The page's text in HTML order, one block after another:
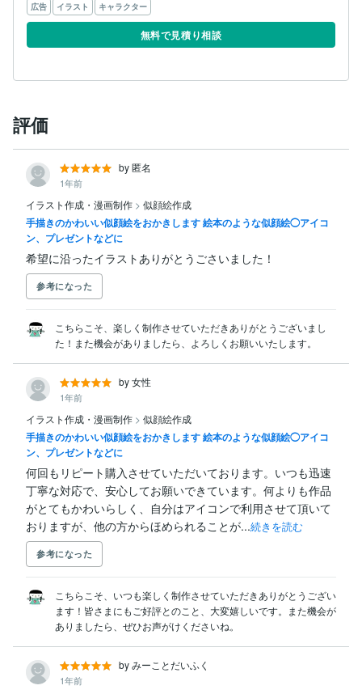
広告 イラスト キャラクター
無料で見積り相談
評価
by 匿名
1年前
イラスト作成・漫画制作 > 似顔絵作成
手描きのかわいい似顔絵をおかきします 絵本のような似顔絵◯アイコ
ン、プレゼントなどに
希望に沿ったイラストありがとうごさいました！
参考になった
こちらこそ、楽しく制作させていただきありがとうございまし
た！また機会がありましたら、よろしくお願いいたします。
by 女性
1年前
イラスト作成・漫画制作 > 似顔絵作成
手描きのかわいい似顔絵をおかきします 絵本のような似顔絵◯アイコ
ン、プレゼントなどに
何回もリピート購入させていただいております。いつも迅速
丁寧な対応で、安心してお願いできています。何よりも作品
がとてもかわいらしく、自分はアイコンで利用させて頂いて
おりますが、他の方からほめられることが...続きを読む
参考になった
こちらこそ、いつも楽しく制作させていただきありがとうござい
ます！皆さまにもご好評とのこと、大変嬉しいです。また機会が
ありましたら、ぜひお声がけくださいね。
by みーことだいふく
1年前